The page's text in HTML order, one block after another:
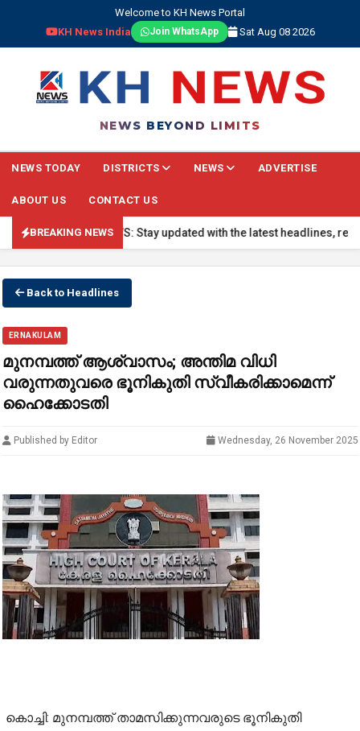
Welcome to KH News Portal
KH News India
Join WhatsApp Sat Aug 08 2026
NEWS BEYOND LIMITS
NEWS TODAY DISTRICTS NEWS ADVERTISE
ABOUT US CONTACT US
BREAKING NEWS
🔴 BREAKING NEWS: Stay updated with the latest headlines,
Back to Headlines
ERNAKULAM
മുനമ്പത്ത് ആശ്വാസം; അന്തിമ വിധി
വരുന്നതുവരെ ഭൂനികുതി സ്വീകരിക്കാമെന്ന്
ഹൈക്കോടതി
Published by Editor Wednesday, 26 November 2025
കൊച്ചി: മുനമ്പത്ത് താമസിക്കുന്നവരുടെ ഭൂനികുതി